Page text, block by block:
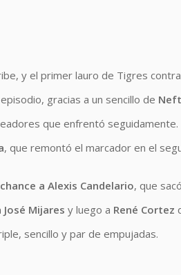
y el primer lauro de Tigres
gracias a un sencillo de
que enfrentó seguidamente.
, que remontó el marcador en el
a Alexis Candelario, que
Mijares y luego a René Cortez
sencillo y par de empujadas.